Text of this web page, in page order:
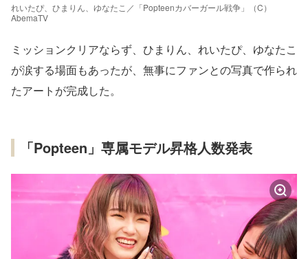
れいたぴ、ひまりん、ゆなたこ／「Popteenカバーガール戦争」（C）
AbemaTV
ミッションクリアならず、ひまりん、れいたぴ、ゆなたこ
が涙する場面もあったが、無事にファンとの写真で作られ
たアートが完成した。
「Popteen」専属モデル昇格人数発表